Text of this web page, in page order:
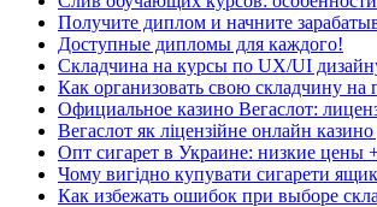
Получите диплом и начните
Доступные дипломы для каждого!
Складчина на курсы по UX/UI
Как организовать свою складчину на
Официальное казино Вегаслот:
Вегаслот як ліцензійне онлайн
Опт сигарет в Украине: низкие цены
Чому вигідно купувати сигарети
Как избежать ошибок при выборе